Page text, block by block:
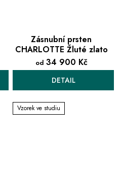
Zásnubní prsten
CHARLOTTE Žluté zlato
od34 900 Kč
DETAIL
Vzorek ve studiu